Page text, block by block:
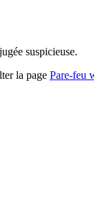
suspicieuse.
la page Pare-feu